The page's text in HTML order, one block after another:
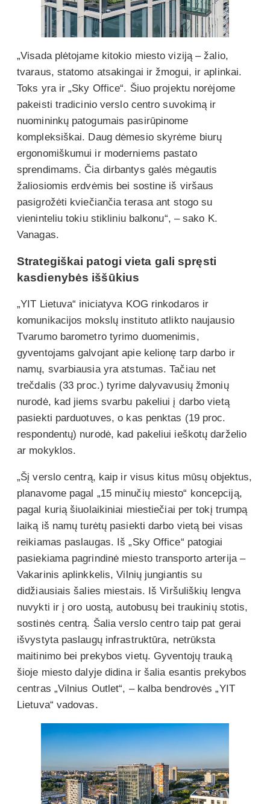
„Visada plėtojame kitokio miesto viziją – žalio,
tvaraus, statomo atsakingai ir žmogui, ir aplinkai.
Toks yra ir „Sky Office“. Šiuo projektu norėjome
pakeisti tradicinio verslo centro suvokimą ir
nuomininkų patogumais pasirūpinome
kompleksiškai. Daug dėmesio skyrėme biurų
ergonomiškumui ir moderniems pastato
sprendimams. Čia dirbantys galės mėgautis
žaliosiomis erdvėmis bei sostine iš viršaus
pasigrožėti kviečiančia terasa ant stogo su
vieninteliu tokiu stikliniu balkonu“, – sako K.
Vanagas.
Strategiškai patogi vieta gali spręsti
kasdienybės iššūkius
„YIT Lietuva“ iniciatyva KOG rinkodaros ir
komunikacijos mokslų instituto atlikto naujausio
Tvarumo barometro tyrimo duomenimis,
gyventojams galvojant apie kelionę tarp darbo ir
namų, svarbiausia yra atstumas. Tačiau net
trečdalis (33 proc.) tyrime dalyvavusių žmonių
nurodė, kad jiems svarbu pakeliui į darbo vietą
pasiekti parduotuves, o kas penktas (19 proc.
respondentų) nurodė, kad pakeliui ieškotų darželio
ar mokyklos.
„Šį verslo centrą, kaip ir visus kitus mūsų objektus,
planavome pagal „15 minučių miesto“ koncepciją,
pagal kurią šiuolaikiniai miestiečiai per tokį trumpą
laiką iš namų turėtų pasiekti darbo vietą bei visas
reikiamas paslaugas. Iš „Sky Office“ patogiai
pasiekiama pagrindinė miesto transporto arterija –
Vakarinis aplinkkelis, Vilnių jungiantis su
didžiausiais šalies miestais. Iš Viršuliškių lengva
nuvykti ir į oro uostą, autobusų bei traukinių stotis,
sostinės centrą. Šalia verslo centro taip pat gerai
išvystyta paslaugų infrastruktūra, netrūksta
maitinimo bei prekybos vietų. Gyventojų trauką
šioje miesto dalyje didina ir šalia esantis prekybos
centras „Vilnius Outlet“, – kalba bendrovės „YIT
Lietuva“ vadovas.